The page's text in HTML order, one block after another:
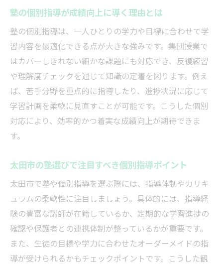
学習塾を活用した太田市の学力向上法
学習塾選びが成績アップに直結する理由
塾の授業内容と家庭学習の効果的な組み合
わせ
太田市の学習塾で定期テスト対策を強化す
る
塾を活用した学習習慣の定着方法を解説
太田市の塾で中学生が伸びる学習法とは
中学生向け個別指導塾の選び方と注意点
塾の個別カリキュラムで基礎力を強化する
太田市の中学生が定期テストで成果を出す
方法
小学生から始める太田市の塾学習の秘訣
塾の個別指導が成績向上に導く理由とは
塾の個別指導は、一人ひとりの学力や目標に合わせて学
習内容を最適化できる点が大きな強みです。集団授業で
はカバーしきれない細かな課題にも対応でき、反復練習
や理解度チェックを通じて知識の定着を図ります。例え
ば、苦手分野を重点的に指導したり、進捗状況に応じて
学習計画を柔軟に見直すことが可能です。こうした個別
対応により、効率的かつ着実な成績向上が期待できま
す。
太田市の塾選びで注目すべき個別指導ポイント
太田市で塾や個別指導を選ぶ際には、指導体制やカリキ
ュラムの柔軟性に注目しましょう。具体的には、指導経
験の豊富な講師が在籍しているか、定期的な学習進捗の
確認や保護者との連携体制が整っているかが重要です。
また、生徒の目標や学力に合わせたオーダーメイドの指
導が受けられるかもチェックポイントです。こうした観